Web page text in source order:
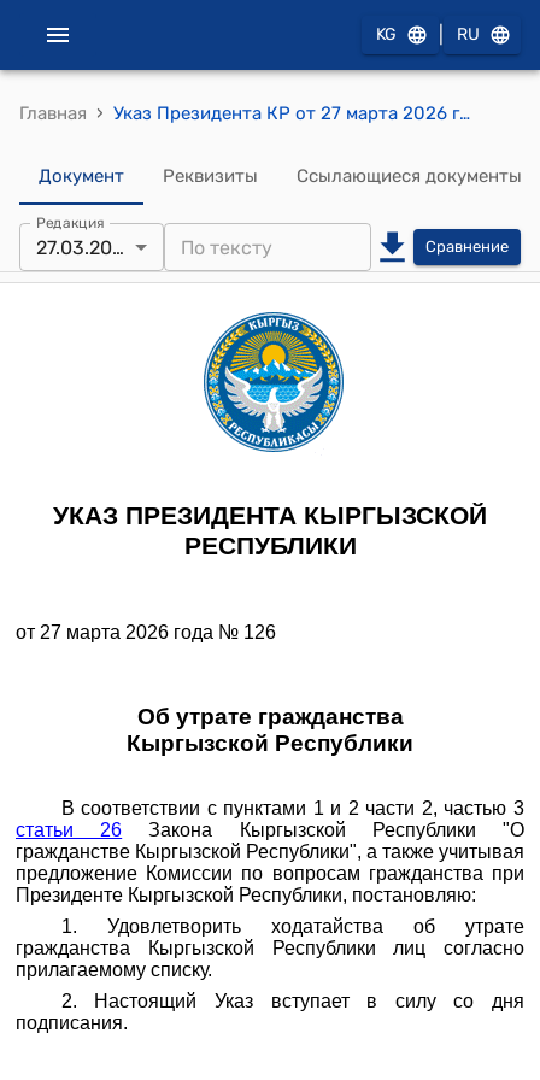
KG RU
Главная › Указ Президента КР от 27 марта 2026 года № 126 "Об утрате гражданства Кыргызской Республики"
Документ Реквизиты Ссылающиеся документы
Редакция
27.03.2026 Сравнение